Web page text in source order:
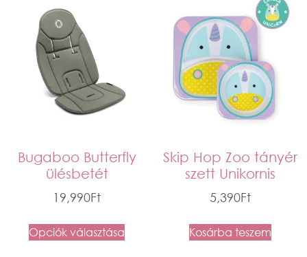
Bugaboo Butterfly
ülésbetét
19,990Ft
Opciók választása
Skip Hop Zoo tányér
szett Unikornis
5,390Ft
Kosárba teszem